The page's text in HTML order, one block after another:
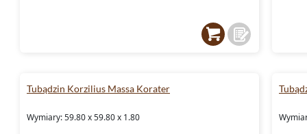
Tubądzin Korzilius Massa Korater
Wymiary: 59.80 x 59.80 x 1.80